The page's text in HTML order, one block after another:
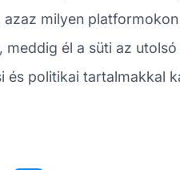
milyen
él a süti az
és politikai tartalmakkal